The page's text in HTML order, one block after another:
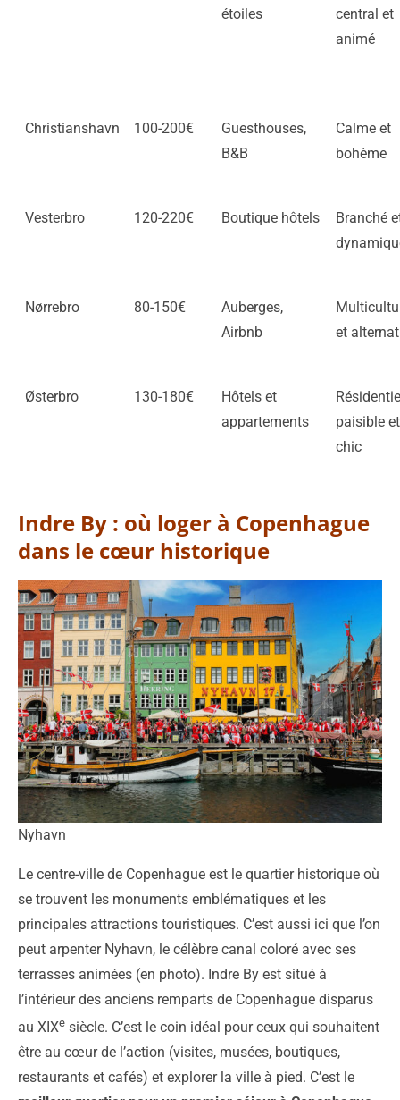
étoiles
central et
animé
Christianshavn 100-200€
Guesthouses,
B&B
Calme et
bohème
Vesterbro 120-220€ Boutique hôtels
Branché
Nørrebro 80-150€
Auberges,
Airbnb
et
Østerbro 130-180€
Hôtels et
appartements
paisible et
chic
Indre By : où loger à Copenhague
dans le cœur historique
Nyhavn
Le centre-ville de Copenhague est le quartier historique où
se trouvent les monuments emblématiques et les
principales attractions touristiques. C’est aussi ici que l’on
peut arpenter Nyhavn, le célèbre canal coloré avec ses
terrasses animées (en photo). Indre By est situé à
l’intérieur des anciens remparts de Copenhague disparus
au XIXe siècle. C’est le coin idéal pour ceux qui souhaitent
être au cœur de l’action (visites, musées, boutiques,
restaurants et cafés) et explorer la ville à pied. C’est le